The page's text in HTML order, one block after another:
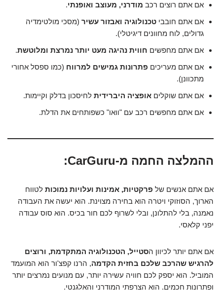
אם אתם רוצים רכב מודרני, מעוצב ואופנתי.
אם אתם חובבי טכנולוגיה ואבזור עשיר (מסכי מולטימדיה
גדולים, לוח מחוונים דיגיטלי).
אם אתם מחפשים חווית נהיגה מעט יותר נמרצת ומלוטשת.
אם אתם מעריכים פתרונות גמישים למרווח (כמו ספסל אחורי
מתכוונן).
אם אתם שוקלים אופציה היברידית לחיסכון בדלק וקיימות.
אם אתם מחפשים רכב עם "וואו" כשפותחים את הדלת.
ההמלצה החמה מ-CarGuru:
אם אתם אנשים של פרקטיות, אמינות ועלויות נמוכות לטווח
הארוך, הסוזוקי ויטרה הוא בחירה מצוינת. הוא יעשה את העבודה
נאמנה, בלי להתלונן, ובלי לשרוף לכם חור בכיס. הוא סוס עבודה
יפני קלאסי.
אם אתם יותר לכיוון הסטייל, הטכנולוגיה המתקדמת, ורוצים
להרגיש שהרכב שלכם בחזית הקדמה, הרנו קפצ'ור הוא המועמד
המוביל. הוא יספק לכם חוויה עשירה יותר, עם מנועים נמרצים יותר
ופתרונות חכמים. הוא הצרפתי המודרני והאלגנטי.